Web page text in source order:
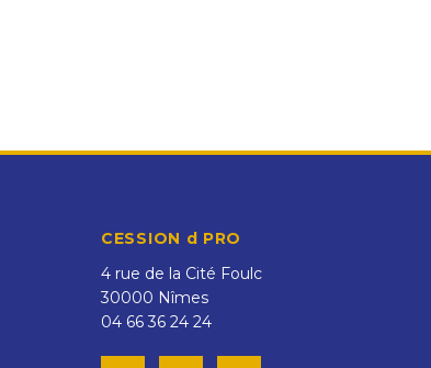
CESSION d PRO
4 rue de la Cité Foulc
30000 Nîmes
04 66 36 24 24